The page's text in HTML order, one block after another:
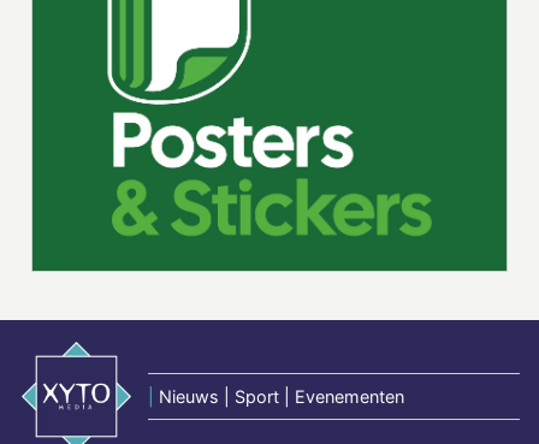
Nieuws | Sport | Evenementen